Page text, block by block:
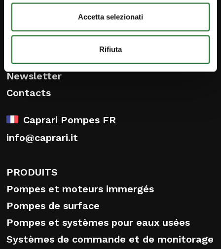
Accetta selezionati
Rifiuta
iPump
Newsletter
Contacts
Caprari Pompes FR
info@caprari.it
PRODUITS
Pompes et moteurs immergés
Pompes de surface
Pompes et systèmes pour eaux usées
Systèmes de commande et de monitorage